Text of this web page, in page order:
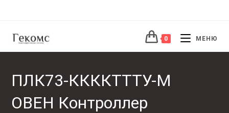
0 МЕНЮ
ПЛК73-ККККТТТУ-М
ОВЕН Контроллер